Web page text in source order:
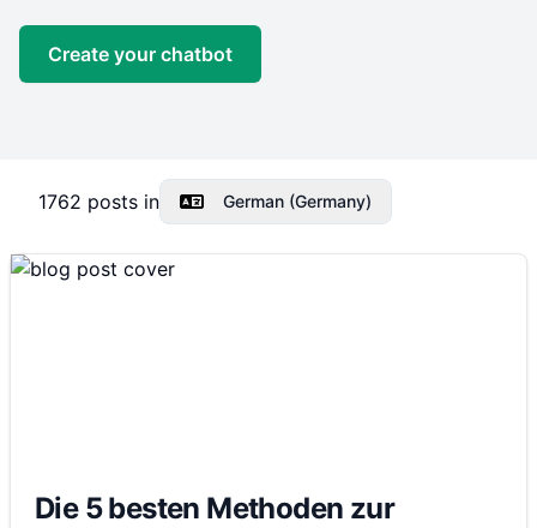
Create your chatbot
1762 posts in German (Germany)
Die 5 besten Methoden zur